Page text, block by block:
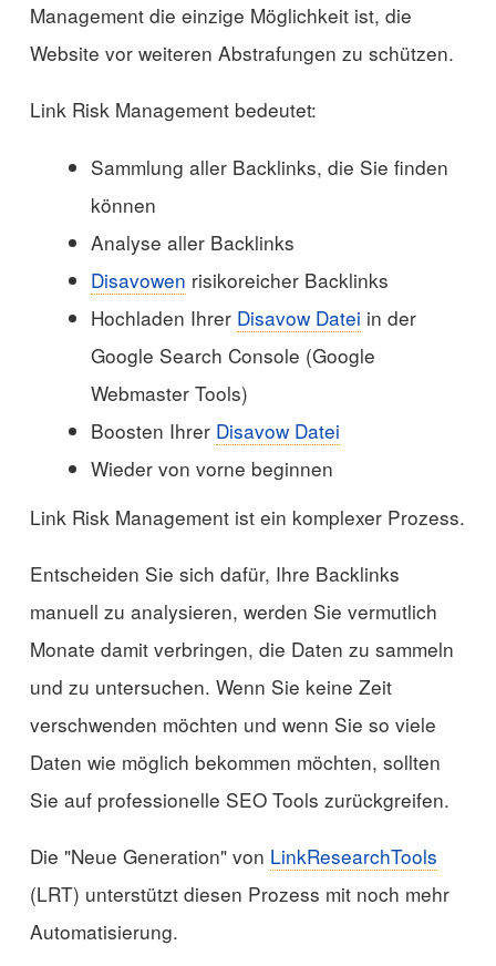
Management die einzige Möglichkeit ist, die
Website vor weiteren Abstrafungen zu schützen.
Link Risk Management bedeutet:
Sammlung aller Backlinks, die Sie finden
können
Analyse aller Backlinks
Disavowen risikoreicher Backlinks
Hochladen Ihrer Disavow Datei in der
Google Search Console (Google
Webmaster Tools)
Boosten Ihrer Disavow Datei
Wieder von vorne beginnen
Link Risk Management ist ein komplexer Prozess.
Entscheiden Sie sich dafür, Ihre Backlinks
manuell zu analysieren, werden Sie vermutlich
Monate damit verbringen, die Daten zu sammeln
und zu untersuchen. Wenn Sie keine Zeit
verschwenden möchten und wenn Sie so viele
Daten wie möglich bekommen möchten, sollten
Sie auf professionelle SEO Tools zurückgreifen.
Die "Neue Generation" von LinkResearchTools
(LRT) unterstützt diesen Prozess mit noch mehr
Automatisierung.